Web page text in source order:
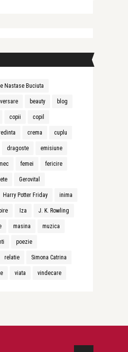
Nastase Buciuta
beauty blog
copii copil
crema cuplu
dragoste emisiune
femei fericire
Gerovital
Harry Potter Friday inima
Iza J. K. Rowling
masina muzica
poezie
relatie Simona Catrina
viata vindecare